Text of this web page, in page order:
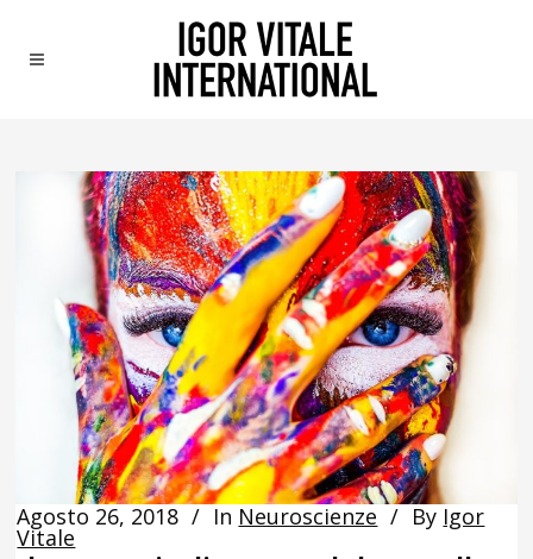
Agosto 26, 2018 In Neuroscienze By Igor
Vitale